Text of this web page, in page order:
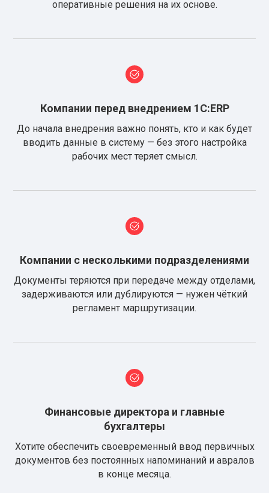
оперативные решения на их основе.
Компании перед внедрением 1С:ERP
До начала внедрения важно понять, кто и как будет
вводить данные в систему — без этого настройка
рабочих мест теряет смысл.
Компании с несколькими подразделениями
Документы теряются при передаче между отделами,
задерживаются или дублируются — нужен чёткий
регламент маршрутизации.
Финансовые директора и главные
бухгалтеры
Хотите обеспечить своевременный ввод первичных
документов без постоянных напоминаний и авралов
в конце месяца.